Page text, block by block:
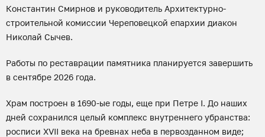
Константин Смирнов и руководитель Архитектурно-
строительной комиссии Череповецкой епархии диакон
Николай Сычев.
Работы по реставрации памятника планируется завершить
в сентябре 2026 года.
Храм построен в 1690-ые годы, еще при Петре I. До наших
дней сохранился целый комплекс внутреннего убранства:
росписи XVII века на бревнах неба в первозданном виде;